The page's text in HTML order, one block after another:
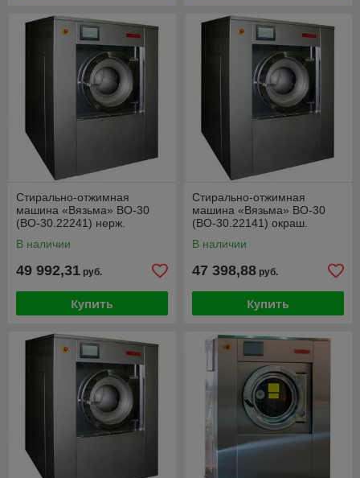
Стирально-отжимная
машина «Вязьма» ВО-30
(ВО-30.22241) нерж.
В наличии
49 992,31 руб.
Купить
Стирально-отжимная
машина «Вязьма» ВО-30
(ВО-30.22141) окраш.
В наличии
47 398,88 руб.
Купить